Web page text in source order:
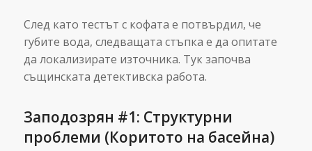
След като тестът с кофата е потвърдил, че
губите вода, следващата стъпка е да опитате
да локализирате източника. Тук започва
същинската детективска работа.
Заподозрян #1: Структурни
проблеми (Коритото на басейна)